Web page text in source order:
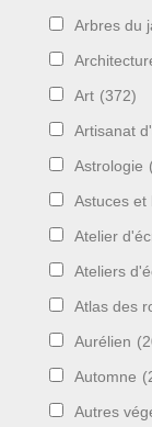
Arbres du
Art (372)
Artisanat
Astrologie
Astuces et
Atelier
Ateliers
Atlas des
Aurélien
Automne
Autres